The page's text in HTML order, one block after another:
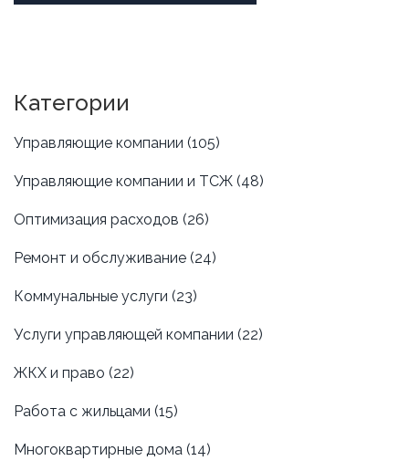
Категории
Управляющие компании (105)
Управляющие компании и ТСЖ (48)
Оптимизация расходов (26)
Ремонт и обслуживание (24)
Коммунальные услуги (23)
Услуги управляющей компании (22)
ЖКХ и право (22)
Работа с жильцами (15)
Многоквартирные дома (14)